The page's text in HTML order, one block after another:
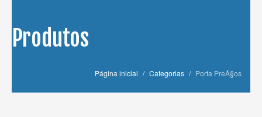
Produtos
Página inicial / Categorias / Porta PreÃ§os